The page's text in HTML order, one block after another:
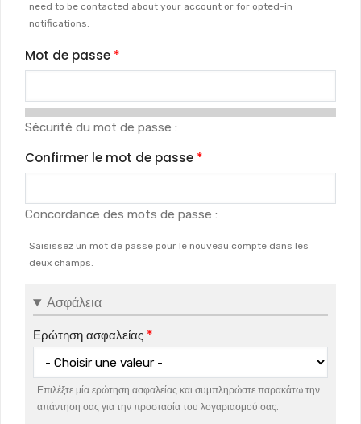
need to be contacted about your account or for opted-in
notifications.
Mot de passe
Sécurité du mot de passe :
Confirmer le mot de passe
Concordance des mots de passe :
Saisissez un mot de passe pour le nouveau compte dans les
deux champs.
Ασφάλεια
Ερώτηση ασφαλείας
Επιλέξτε μία ερώτηση ασφαλείας και συμπληρώστε παρακάτω την
απάντηση σας για την προστασία του λογαριασμού σας.